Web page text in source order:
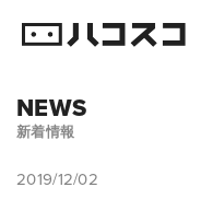
NEWS
新着情報
2019/12/02